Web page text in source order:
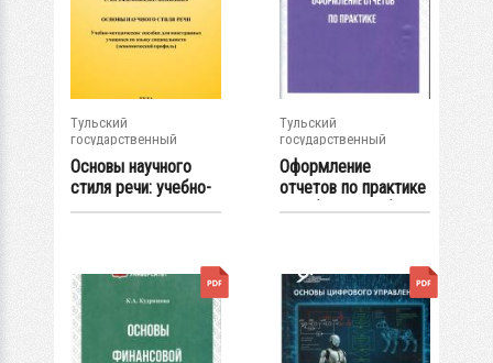
Тульский
государственный
университет
Основы научного
стиля речи: учебно-
методическое...
Тульский
государственный
университет
Оформление
отчетов по практике
: учебное пособие